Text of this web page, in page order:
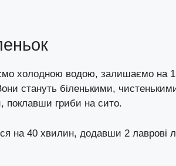
холодною водою, залишаємо на 1
стануть біленькими,
поклавши гриби на сито.
на 40 хвилин, додавши 2 лаврові